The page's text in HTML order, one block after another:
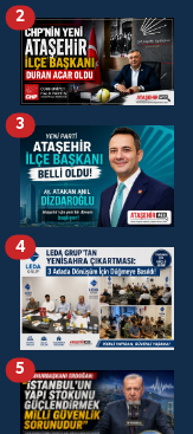
2
3
4
5